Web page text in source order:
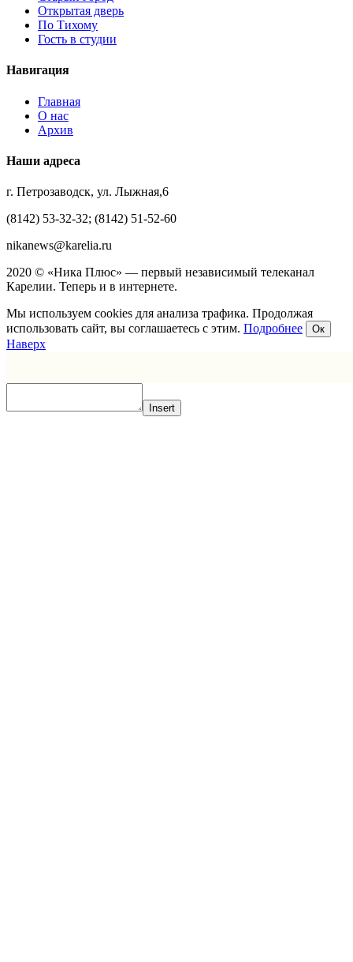
Открытая дверь
По Тихому
Гость в студии
Навигация
Главная
О нас
Архив
Наши адреса
г. Петрозаводск, ул. Лыжная,6
(8142) 53-32-32; (8142) 51-52-60
nikanews@karelia.ru
2020 © «Ника Плюс» — первый независимый телеканал
Карелии. Теперь и в интернете.
Мы используем cookies для анализа трафика. Продолжая
использовать сайт, вы соглашаетесь с этим. Подробнее Ок
Наверх
Insert